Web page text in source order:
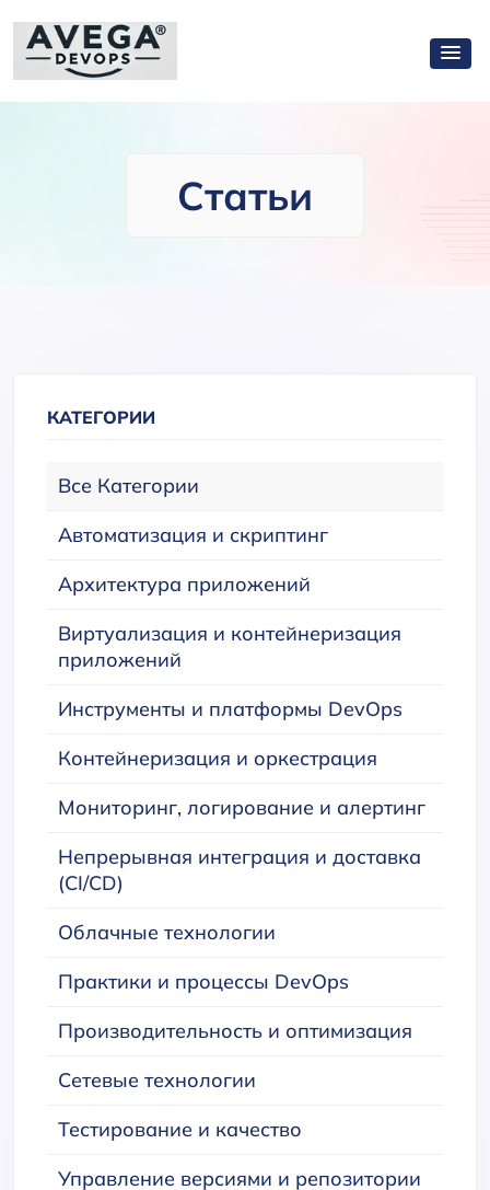
Статьи
КАТЕГОРИИ
Все Категории
Автоматизация и скриптинг
Архитектура приложений
Виртуализация и контейнеризация
приложений
Инструменты и платформы DevOps
Контейнеризация и оркестрация
Мониторинг, логирование и алертинг
Непрерывная интеграция и доставка
(CI/CD)
Облачные технологии
Практики и процессы DevOps
Производительность и оптимизация
Сетевые технологии
Тестирование и качество
Управление версиями и репозитории